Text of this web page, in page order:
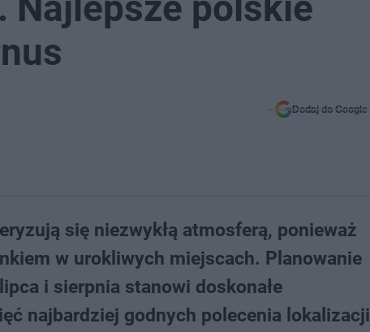
Dodaj do Google
się niezwykłą atmosferą, ponieważ
w urokliwych miejscach. Planowanie
i sierpnia stanowi doskonałe
najbardziej godnych polecenia lokalizacji